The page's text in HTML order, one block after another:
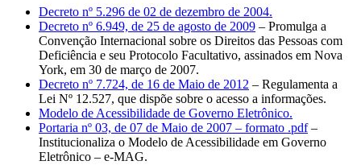
Decreto nº 5.296 de 02 de dezembro de 2004.
Decreto nº 6.949, de 25 de agosto de 2009 – Promulga a
Convenção Internacional sobre os Direitos das Pessoas com
Deficiência e seu Protocolo Facultativo, assinados em Nova
York, em 30 de março de 2007.
Decreto nº 7.724, de 16 de Maio de 2012 – Regulamenta a
Lei Nº 12.527, que dispõe sobre o acesso a informações.
Modelo de Acessibilidade de Governo Eletrônico.
Portaria nº 03, de 07 de Maio de 2007 – formato .pdf–
Institucionaliza o Modelo de Acessibilidade em Governo
Eletrônico – e-MAG.